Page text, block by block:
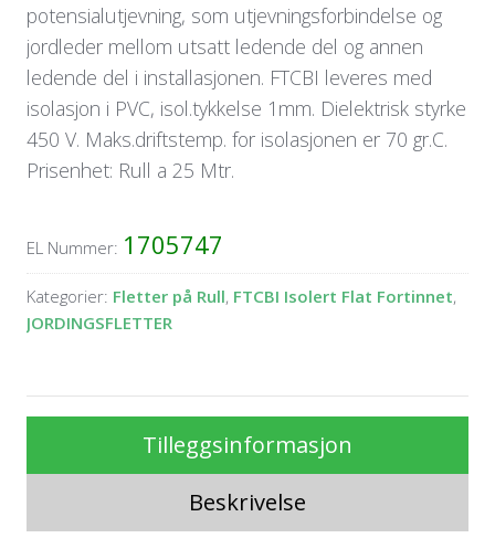
potensialutjevning, som utjevningsforbindelse og
jordleder mellom utsatt ledende del og annen
ledende del i installasjonen. FTCBI leveres med
isolasjon i PVC, isol.tykkelse 1mm. Dielektrisk styrke
450 V. Maks.driftstemp. for isolasjonen er 70 gr.C.
Prisenhet: Rull a 25 Mtr.
EL Nummer: 1705747
Kategorier: Fletter på Rull, FTCBI Isolert Flat Fortinnet,
JORDINGSFLETTER
Tilleggsinformasjon
Beskrivelse